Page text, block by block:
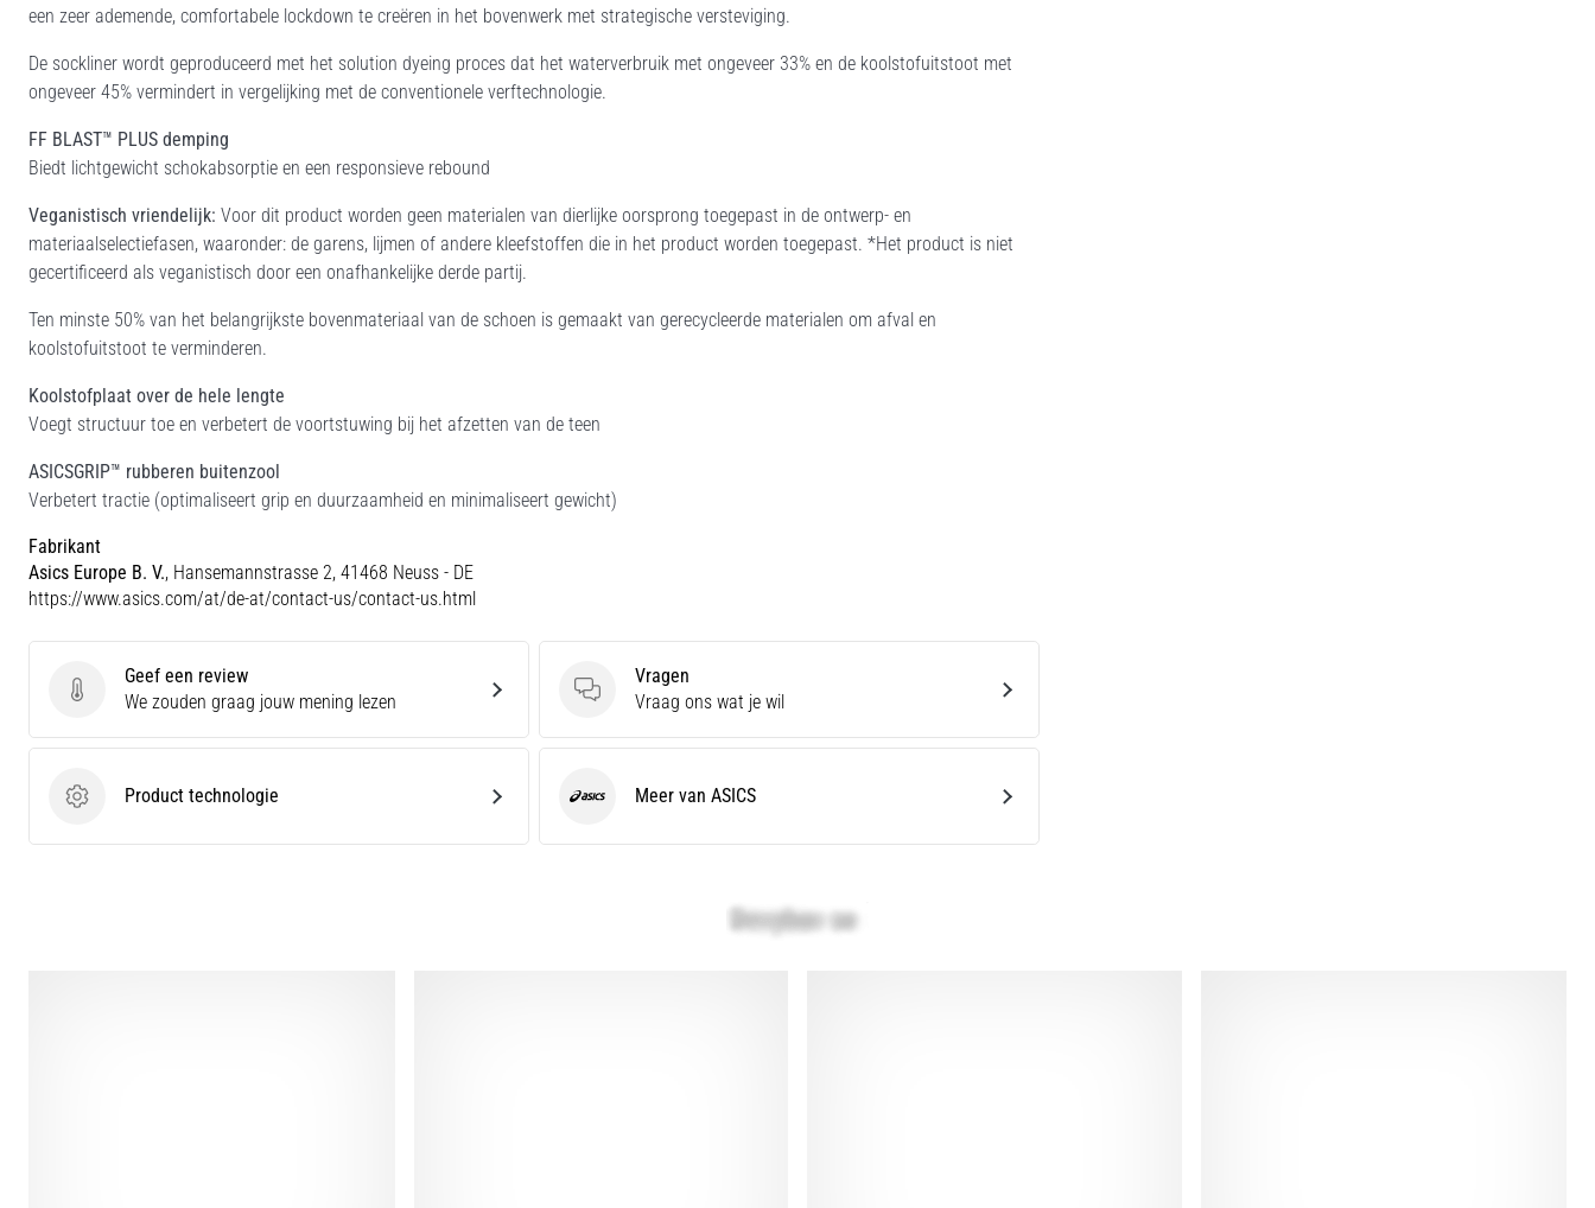
een zeer ademende, comfortabele lockdown te creëren in het bovenwerk met strategische versteviging.
De sockliner wordt geproduceerd met het solution dyeing proces dat het waterverbruik met ongeveer 33% en de koolstofuitstoot met
ongeveer 45% vermindert in vergelijking met de conventionele verftechnologie.
FF BLAST™ PLUS demping
Biedt lichtgewicht schokabsorptie en een responsieve rebound
Veganistisch vriendelijk: Voor dit product worden geen materialen van dierlijke oorsprong toegepast in de ontwerp- en
materiaalselectiefasen, waaronder: de garens, lijmen of andere kleefstoffen die in het product worden toegepast. *Het product is niet
gecertificeerd als veganistisch door een onafhankelijke derde partij.
Ten minste 50% van het belangrijkste bovenmateriaal van de schoen is gemaakt van gerecycleerde materialen om afval en
koolstofuitstoot te verminderen.
Koolstofplaat over de hele lengte
Voegt structuur toe en verbetert de voortstuwing bij het afzetten van de teen
ASICSGRIP™ rubberen buitenzool
Verbetert tractie (optimaliseert grip en duurzaamheid en minimaliseert gewicht)
Fabrikant
Asics Europe B. V., Hansemannstrasse 2, 41468 Neuss - DE
https://www.asics.com/at/de-at/contact-us/contact-us.html
Geef een review
Geef een review
We zouden graag jouw mening lezen
Vragen
Vragen
Vraag ons wat je wil
Product technologie
Product technologie ASICS Meer van ASICS